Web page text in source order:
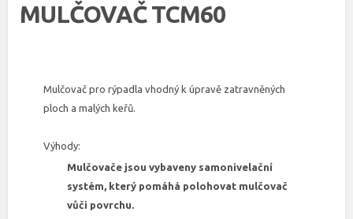
MULČOVAČ TCM60
Mulčovač pro rýpadla vhodný k úpravě zatravněných
ploch a malých keřů.
Výhody:
Mulčovače jsou vybaveny samonivelační
systém, který pomáhá polohovat mulčovač
vůči povrchu.